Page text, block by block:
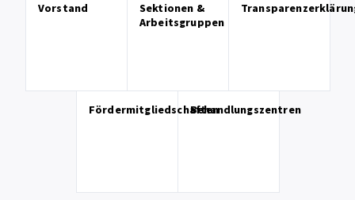
Vorstand
Sektionen &
Arbeitsgruppen
FördermitgliedschaftenBehandlungszentren